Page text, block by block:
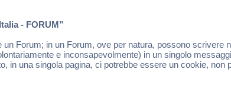
- FORUM”
un Forum; in un Forum, ove per natura, possono
e inconsapevolmente) in un singolo
in una singola pagina, ci potrebbe essere un cookie, non